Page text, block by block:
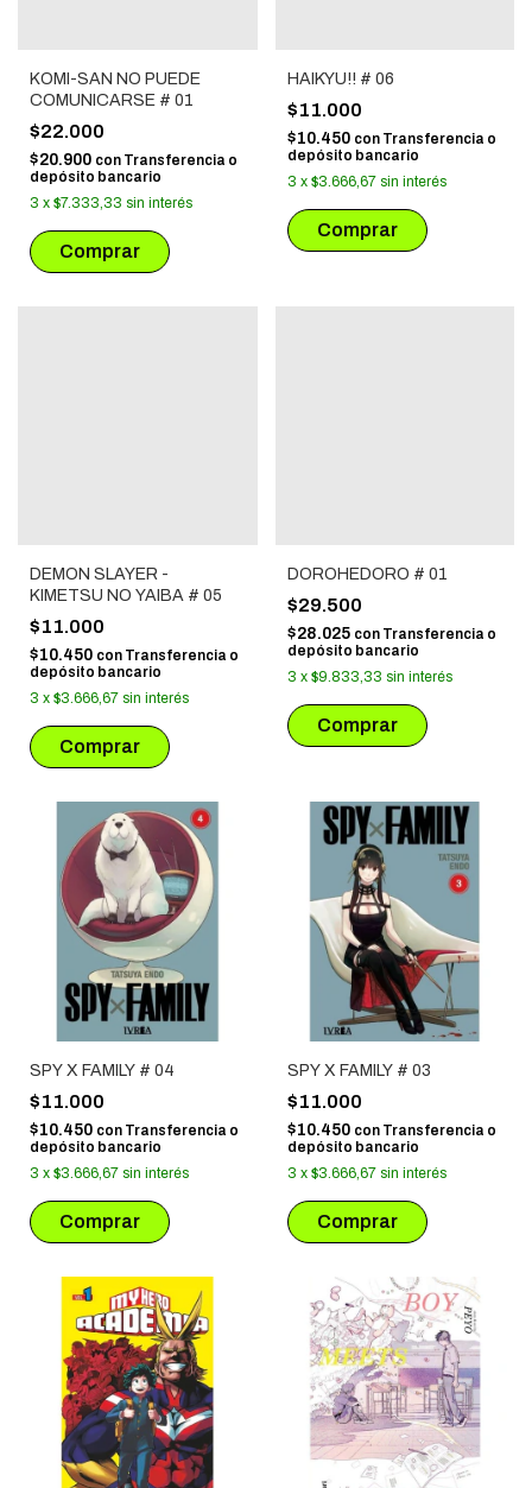
KOMI-SAN NO PUEDE
COMUNICARSE # 01
$22.000
$20.900 con Transferencia o
depósito bancario
3 x $7.333,33 sin interés
HAIKYU!! # 06
$11.000
$10.450 con Transferencia o
depósito bancario
3 x $3.666,67 sin interés
DEMON SLAYER -
KIMETSU NO YAIBA # 05
$11.000
$10.450 con Transferencia o
depósito bancario
3 x $3.666,67 sin interés
DOROHEDORO # 01
$29.500
$28.025 con Transferencia o
depósito bancario
3 x $9.833,33 sin interés
SPY X FAMILY # 04
$11.000
$10.450 con Transferencia o
depósito bancario
3 x $3.666,67 sin interés
SPY X FAMILY # 03
$11.000
$10.450 con Transferencia o
depósito bancario
3 x $3.666,67 sin interés